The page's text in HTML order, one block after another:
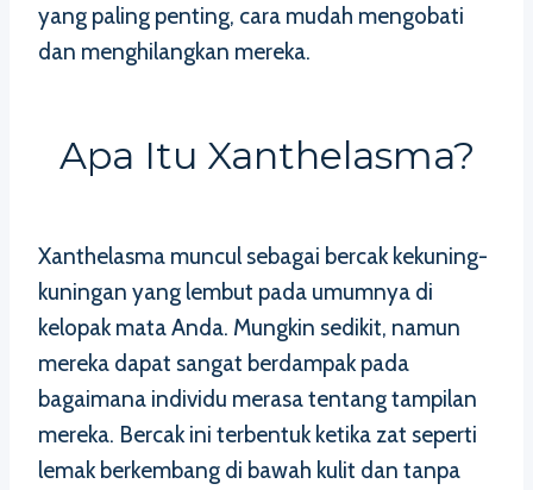
yang paling penting, cara mudah mengobati
dan menghilangkan mereka.
Apa Itu Xanthelasma?
Xanthelasma muncul sebagai bercak kekuning-
kuningan yang lembut pada umumnya di
kelopak mata Anda. Mungkin sedikit, namun
mereka dapat sangat berdampak pada
bagaimana individu merasa tentang tampilan
mereka. Bercak ini terbentuk ketika zat seperti
lemak berkembang di bawah kulit dan tanpa